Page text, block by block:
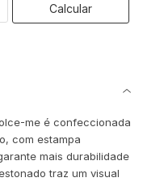
Calcular
me é confeccionada
com estampa
mais durabilidade
traz um visual